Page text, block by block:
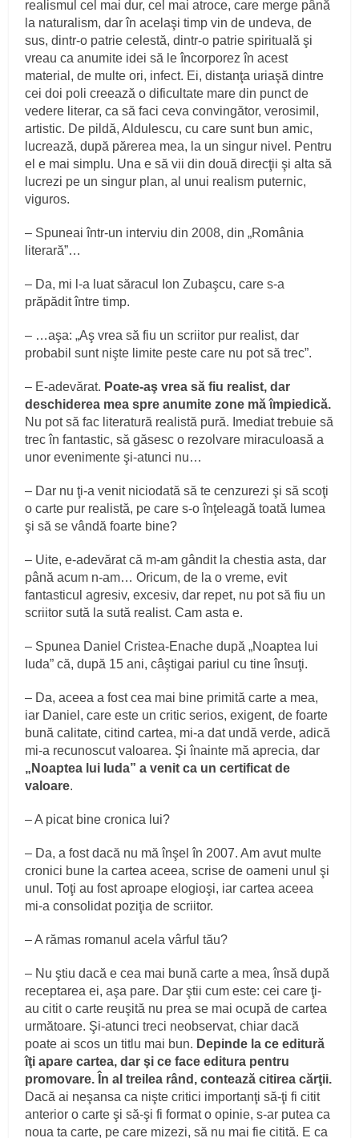
realismul cel mai dur, cel mai atroce, care merge până
la naturalism, dar în acelaşi timp vin de undeva, de
sus, dintr-o patrie celestă, dintr-o patrie spirituală şi
vreau ca anumite idei să le încorporez în acest
material, de multe ori, infect. Ei, distanţa uriaşă dintre
cei doi poli creează o dificultate mare din punct de
vedere literar, ca să faci ceva convingător, verosimil,
artistic. De pildă, Aldulescu, cu care sunt bun amic,
lucrează, după părerea mea, la un singur nivel. Pentru
el e mai simplu. Una e să vii din două direcţii şi alta să
lucrezi pe un singur plan, al unui realism puternic,
viguros.
– Spuneai într-un interviu din 2008, din „România
literară”…
– Da, mi l-a luat săracul Ion Zubaşcu, care s-a
prăpădit între timp.
– …aşa: „Aş vrea să fiu un scriitor pur realist, dar
probabil sunt nişte limite peste care nu pot să trec”.
– E-adevărat. Poate-aş vrea să fiu realist, dar
deschiderea mea spre anumite zone mă împiedică.
Nu pot să fac literatură realistă pură. Imediat trebuie să
trec în fantastic, să găsesc o rezolvare miraculoasă a
unor evenimente şi-atunci nu…
– Dar nu ţi-a venit niciodată să te cenzurezi şi să scoţi
o carte pur realistă, pe care s-o înţeleagă toată lumea
şi să se vândă foarte bine?
– Uite, e-adevărat că m-am gândit la chestia asta, dar
până acum n-am… Oricum, de la o vreme, evit
fantasticul agresiv, excesiv, dar repet, nu pot să fiu un
scriitor sută la sută realist. Cam asta e.
– Spunea Daniel Cristea-Enache după „Noaptea lui
Iuda” că, după 15 ani, câştigai pariul cu tine însuţi.
– Da, aceea a fost cea mai bine primită carte a mea,
iar Daniel, care este un critic serios, exigent, de foarte
bună calitate, citind cartea, mi-a dat undă verde, adică
mi-a recunoscut valoarea. Şi înainte mă aprecia, dar
„Noaptea lui Iuda” a venit ca un certificat de
valoare.
– A picat bine cronica lui?
– Da, a fost dacă nu mă înşel în 2007. Am avut multe
cronici bune la cartea aceea, scrise de oameni unul şi
unul. Toţi au fost aproape elogioşi, iar cartea aceea
mi-a consolidat poziţia de scriitor.
– A rămas romanul acela vârful tău?
– Nu ştiu dacă e cea mai bună carte a mea, însă după
receptarea ei, aşa pare. Dar ştii cum este: cei care ţi-
au citit o carte reuşită nu prea se mai ocupă de cartea
următoare. Şi-atunci treci neobservat, chiar dacă
poate ai scos un titlu mai bun. Depinde la ce editură
îţi apare cartea, dar şi ce face editura pentru
promovare. În al treilea rând, contează citirea cărţii.
Dacă ai neşansa ca nişte critici importanţi să-ţi fi citit
anterior o carte şi să-şi fi format o opinie, s-ar putea ca
noua ta carte, pe care mizezi, să nu mai fie citită. E ca